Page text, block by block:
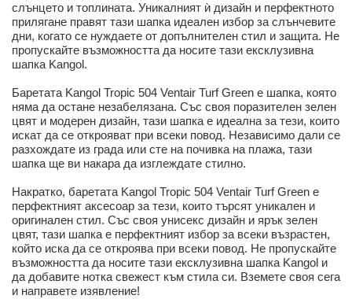
слънцето и топлината. Уникалният ѝ дизайн и перфектното
прилягане правят тази шапка идеален избор за слънчевите
дни, когато се нуждаете от допълнителен стил и защита. Не
пропускайте възможността да носите тази ексклузивна
шапка Kangol.
Баретата Kangol Tropic 504 Ventair Turf Green е шапка, която
няма да остане незабелязана. Със своя поразителен зелен
цвят и модерен дизайн, тази шапка е идеална за тези, които
искат да се открояват при всеки повод. Независимо дали се
разхождате из града или сте на почивка на плажа, тази
шапка ще ви накара да изглеждате стилно.
Накратко, баретата Kangol Tropic 504 Ventair Turf Green е
перфектният аксесоар за тези, които търсят уникален и
оригинален стил. Със своя унисекс дизайн и ярък зелен
цвят, тази шапка е перфектният избор за всеки възрастен,
който иска да се откроява при всеки повод. Не пропускайте
възможността да носите тази ексклузивна шапка Kangol и
да добавите нотка свежест към стила си. Вземете своя сега
и направете изявление!